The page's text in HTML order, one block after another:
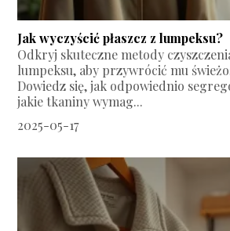
Jak wyczyścić płaszcz z lumpeksu?
Odkryj skuteczne metody
lumpeksu, aby przywrócić mu
Dowiedz się, jak odpowiednio
jakie tkaniny wymag...
2025-05-17